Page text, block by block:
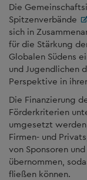
Die
Spitzenverbände
sich in
für die Stärkung
Globalen Südens
und Jugendlichen
Perspektive in
Die Finanzierung
Förderkriterien
umgesetzt
Firmen- und
von Sponsoren
übernommen,
fließen können.